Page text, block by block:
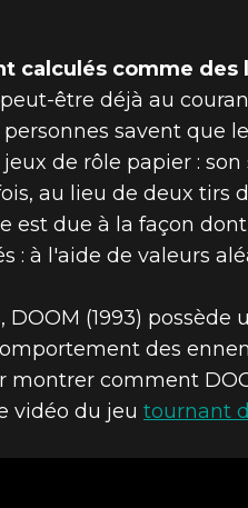
calculés comme
être déjà au
savent que
de rôle papier : son
au lieu de deux
est due à la façon
: à l'aide de valeurs
(1993)
des
montrer comment
vidéo du jeu tournant